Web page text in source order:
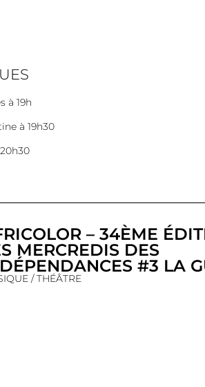
à 19h
à 19h30
– 34ÈME
MERCREDIS DES
#3 LA
/ THÉÂTRE